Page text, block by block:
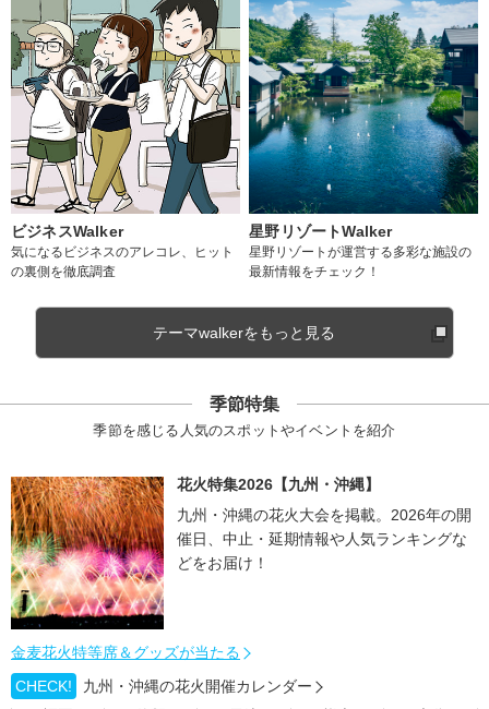
ビジネスWalker
気になるビジネスのアレコレ、ヒット
の裏側を徹底調査
星野リゾートWalker
星野リゾートが運営する多彩な施設の
最新情報をチェック！
テーマwalkerをもっと見る
季節特集
季節を感じる人気のスポットやイベントを紹介
花火特集2026【九州・沖縄】
九州・沖縄の花火大会を掲載。2026年の開
催日、中止・延期情報や人気ランキングな
どをお届け！
金麦花火特等席＆グッズが当たる
CHECK!
九州・沖縄の花火開催カレンダー